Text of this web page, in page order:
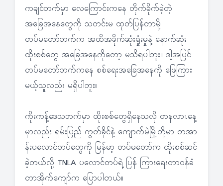
ကချင်ဘက်မှာ လေကြောင်းကနေ တိုက်ခိုက်ခဲ့တဲ့
အခြေအနေတွေကို သတင်းမ ထုတ်ပြန်တာမို့
တပ်မတော်ဘက်က အထိအခိုက်ဆုံးရှုံးမှုနဲ့ နောက်ဆုံး
ထိုးစစ်တွေ အခြေအနေကိုတော့ မသိရပါဘူး။ ဒါ့အပြင်
တပ်မတော်ဘက်ကနေ စစ်ရေးအခြေအနေကို ဖြေကြား
မယ့်သူလည်း မရှိပါဘူး။
ကိုးကန့်ဒေသဘက်မှာ ထိုးစစ်တွေရှိနေသလို တနလာၤနေ့
မှာလည်း ရှမ်းပြည် ကွတ်ခိုင်နဲ့ ကျောက်မဲမြို့တို့မှာ တအာ
န်းပလောင်တပ်တွေကို မြန်မာ့ တပ်မတော်က ထိုးစစ်ဆင်
ခဲ့တယ်လို့ TNLA ပလောင်တပ်ရဲ့ ပြန် ကြားရေးတာဝန်ခံ
တာအိုက်ကျော်က ပြောပါတယ်။